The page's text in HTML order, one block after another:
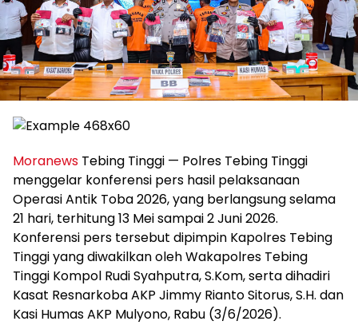
Moranews Tebing Tinggi — Polres Tebing Tinggi
menggelar konferensi pers hasil pelaksanaan
Operasi Antik Toba 2026, yang berlangsung selama
21 hari, terhitung 13 Mei sampai 2 Juni 2026.
Konferensi pers tersebut dipimpin Kapolres Tebing
Tinggi yang diwakilkan oleh Wakapolres Tebing
Tinggi Kompol Rudi Syahputra, S.Kom, serta dihadiri
Kasat Resnarkoba AKP Jimmy Rianto Sitorus, S.H. dan
Kasi Humas AKP Mulyono, Rabu (3/6/2026).